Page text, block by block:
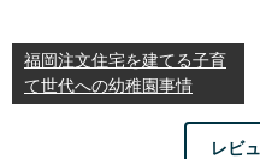
福岡注文住宅を建てる子育
て世代への幼稚園事情
レビ